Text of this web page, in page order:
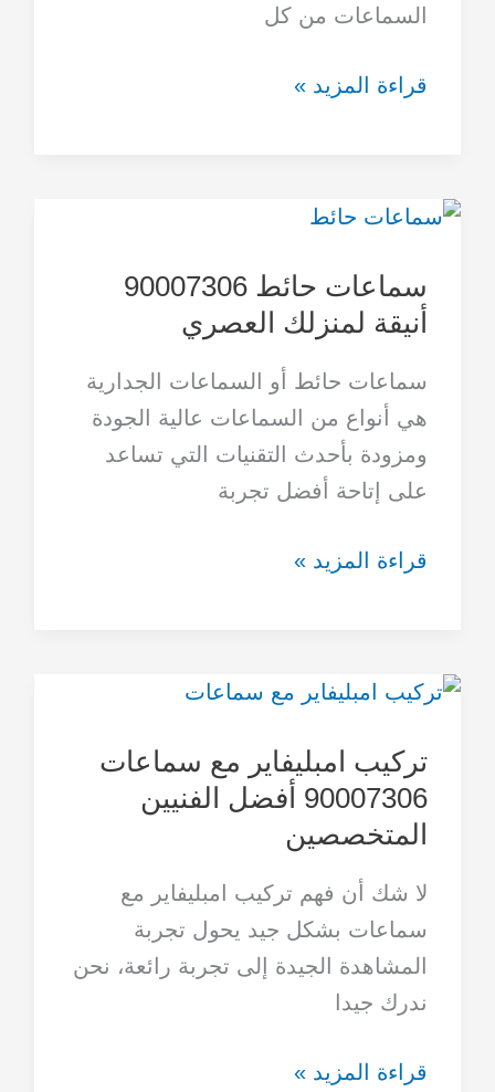
السماعات من كل
قراءة المزيد »
سماعات حائط 90007306
أنيقة لمنزلك العصري
سماعات حائط أو السماعات الجدارية
هي أنواع من السماعات عالية الجودة
ومزودة بأحدث التقنيات التي تساعد
على إتاحة أفضل تجربة
سماعات
90007306
أنيقة
العصري
قراءة المزيد »
تركيب امبليفاير مع سماعات
90007306 أفضل الفنيين
المتخصصين
لا شك أن فهم تركيب امبليفاير مع
سماعات بشكل جيد يحول تجربة
المشاهدة الجيدة إلى تجربة رائعة، نحن
ندرك جيدا
تركيب
مع
سماعات
90007306
الفنيين
المتخصصين
قراءة المزيد »